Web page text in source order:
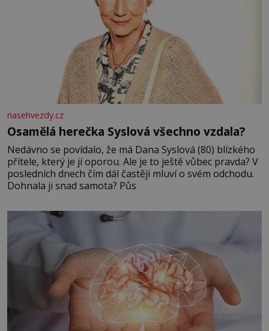
nasehvezdy.cz
Osamělá herečka Syslová všechno vzdala?
Nedávno se povídalo, že má Dana Syslová (80) blízkého
přítele, který je jí oporou. Ale je to ještě vůbec pravda? V
posledních dnech čím dál častěji mluví o svém odchodu.
Dohnala ji snad samota? Půs